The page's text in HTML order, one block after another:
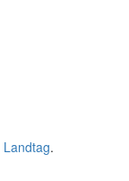
Landtag.